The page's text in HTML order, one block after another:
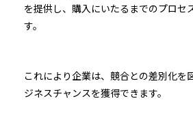
を提供し、購入にいたるまでのプロセ
す。
これにより企業は、競合との差別化を
ジネスチャンスを獲得できます。